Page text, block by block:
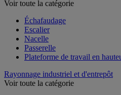
Voir toute la catégorie
Échafaudage
Escalier
Nacelle
Passerelle
Plateforme de travail en
Rayonnage industriel et d'entrepôt
Voir toute la catégorie